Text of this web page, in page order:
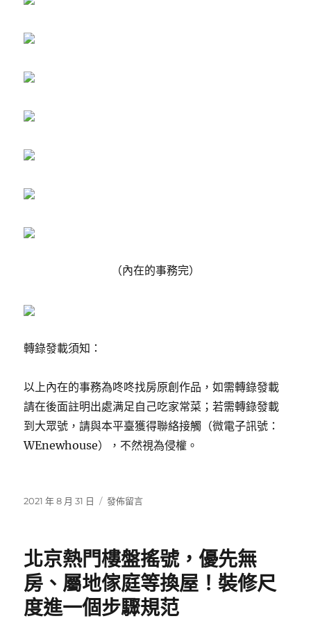
（內在的事務完）
轉錄發載須知：
以上內在的事務為咚咚找房原創作品，如需轉錄發載
請在後面註明出處满足自己吃家常菜；若需轉錄發載
到大眾號，請與本平臺獲得聯絡接觸（微電子訊號：
WEnewhouse），不然視為侵權。
發
2021 年 8 月 31 日
在
入
我
的
最
房
發佈留言
北京熱門樓盤搖號，優先無
房、屬地傢庭等換屋！裝修尺
度進一個步驟規范